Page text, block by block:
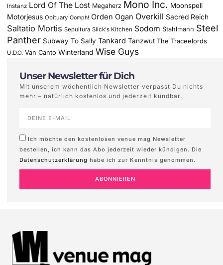
Instanz Lord Of The Lost Megaherz Mono Inc. Moonspell
Motorjesus Obituary Oomph! Orden Ogan Overkill Sacred Reich
Saltatio Mortis Sepultura Slick's Kitchen Sodom Stahlmann Steel
Panther Subway To Sally Tankard Tanzwut The Traceelords
U.D.O. Van Canto Winterland Wise Guys
Unser Newsletter für Dich
Mit unserem wöchentlich Newsletter verpasst Du nichts
mehr – natürlich kostenlos und jederzeit kündbar.
Ich möchte den kostenlosen venue mag Newsletter
bestellen, ich kann das Abo jederzeit wieder kündigen. Die
Datenschutzerklärung habe ich zur Kenntnis genommen.
ABONNIEREN